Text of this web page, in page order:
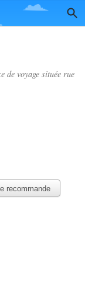
de voyage située rue
recommande